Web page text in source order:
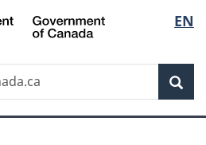
Passer
au
des
Passer
au
principal
Passer
à
Au
du
Passer
à
version
simplifiée
de
la
EN